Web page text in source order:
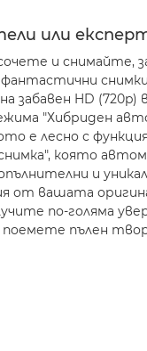
или
и снимайте,
забавен HD (720p)
"Хибриден
е лесно с
снимка", която
и
от вашата
по-голяма
пълен